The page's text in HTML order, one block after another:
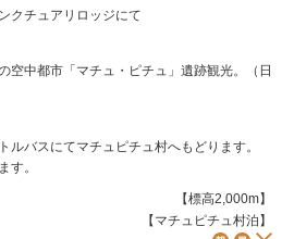
クチュアリロッジにて
空中都市「マチュ・ピチュ」遺跡観光。（日
ルバスにてマチュピチュ村へもどります。
す。
【標高2,000m】
【マチュピチュ村泊】